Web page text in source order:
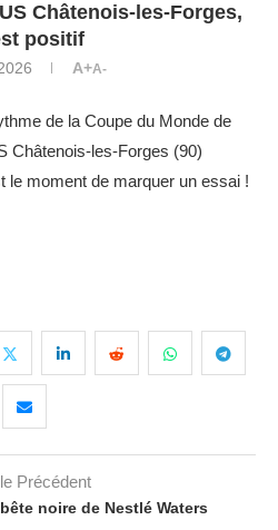
Châtenois-les-Forges,
positif
A+A-
de la Coupe du Monde de
Châtenois-les-Forges (90)
le moment de marquer un essai !
Précédent
noire de Nestlé Waters